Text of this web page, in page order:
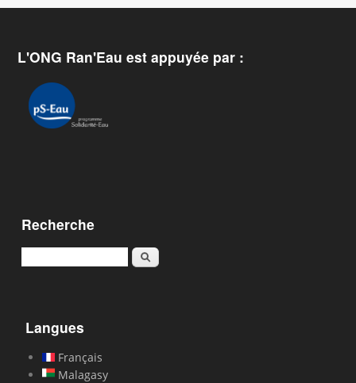
L'ONG Ran'Eau est appuyée par :
Recherche
Rechercher
Langues
Français
Malagasy